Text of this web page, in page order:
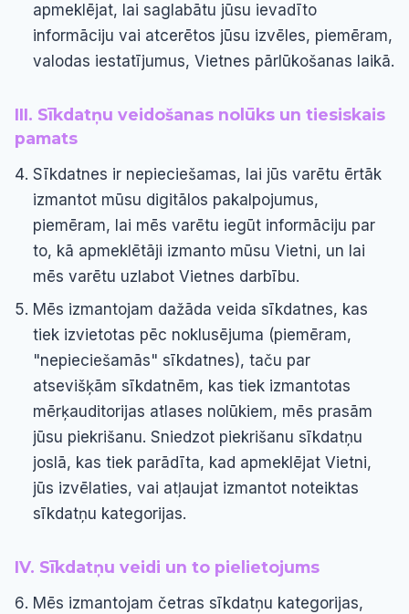
apmeklējat, lai saglabātu jūsu ievadīto
informāciju vai atcerētos jūsu izvēles, piemēram,
valodas iestatījumus, Vietnes pārlūkošanas laikā.
III. Sīkdatņu veidošanas nolūks un tiesiskais
pamats
Sīkdatnes ir nepieciešamas, lai jūs varētu ērtāk
izmantot mūsu digitālos pakalpojumus,
piemēram, lai mēs varētu iegūt informāciju par
to, kā apmeklētāji izmanto mūsu Vietni, un lai
mēs varētu uzlabot Vietnes darbību.
Mēs izmantojam dažāda veida sīkdatnes, kas
tiek izvietotas pēc noklusējuma (piemēram,
"nepieciešamās" sīkdatnes), taču par
atsevišķām sīkdatnēm, kas tiek izmantotas
mērķauditorijas atlases nolūkiem, mēs prasām
jūsu piekrišanu. Sniedzot piekrišanu sīkdatņu
joslā, kas tiek parādīta, kad apmeklējat Vietni,
jūs izvēlaties, vai atļaujat izmantot noteiktas
sīkdatņu kategorijas.
IV. Sīkdatņu veidi un to pielietojums
Mēs izmantojam četras sīkdatņu kategorijas,